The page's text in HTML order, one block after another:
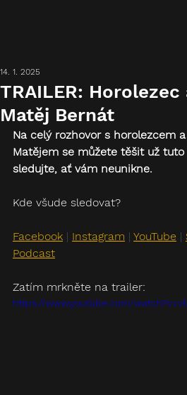
TRAILER:
Matěj Bernát
14. 1. 2025
Na celý rozhovor s horolezcem
Matějem se můžete těšit už
sledujte, ať vám neunikne.
Kde všude sledovat?
Facebook | Instagram | YouTube |
Podcast
Zatím mrkněte na trailer:
https://www.youtube.com/